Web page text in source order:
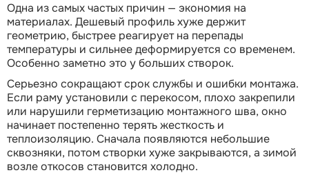
Одна из самых частых причин — экономия на
материалах. Дешевый профиль хуже держит
геометрию, быстрее реагирует на перепады
температуры и сильнее деформируется со временем.
Особенно заметно это у больших створок.
Серьезно сокращают срок службы и ошибки монтажа.
Если раму установили с перекосом, плохо закрепили
или нарушили герметизацию монтажного шва, окно
начинает постепенно терять жесткость и
теплоизоляцию. Сначала появляются небольшие
сквозняки, потом створки хуже закрываются, а зимой
возле откосов становится холодно.